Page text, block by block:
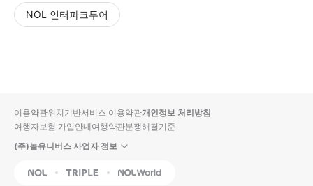
NOL 인터파크투어
입니
다.
순
상
이용약관위치기반서비스 이용약관개인정보 처리방침
여행자보험 가입안내여행약관분쟁해결기준
(주)놀유니버스 사업자 정보
NOL Triple Interpark Global